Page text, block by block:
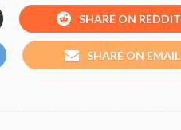
SHARE ON REDDIT
SHARE ON EMAIL